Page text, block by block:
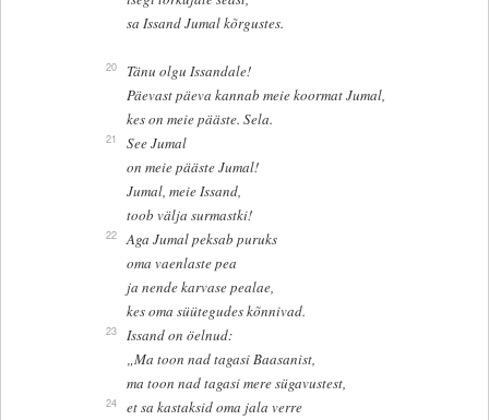
sa Issand Jumal kõrgustes.
20
Tänu olgu Issandale!
Päevast päeva kannab meie koormat Jumal,
kes on meie pääste. Sela.
21
See Jumal
on meie pääste Jumal!
Jumal, meie Issand,
toob välja surmastki!
22
Aga Jumal peksab puruks
oma vaenlaste pea
ja nende karvase pealae,
kes oma süütegudes kõnnivad.
23
Issand on öelnud:
„Ma toon nad tagasi Baasanist,
ma toon nad tagasi mere sügavustest,
24
et sa kastaksid oma jala verre